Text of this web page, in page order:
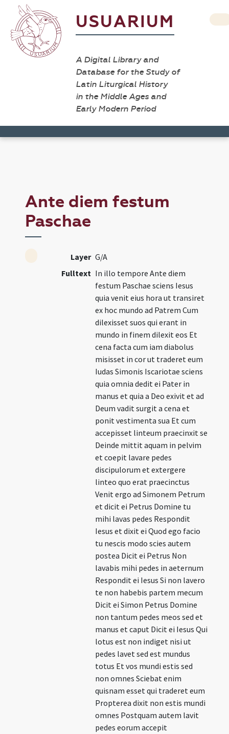
USUARIUM
A Digital Library and
Database for the Study of
Latin Liturgical History
in the Middle Ages and
Early Modern Period
Ante diem festum
Paschae
Layer G/A
Fulltext In illo tempore Ante diem
festum Paschae sciens Iesus
quia venit eius hora ut transiret
ex hoc mundo ad Patrem Cum
dilexisset suos qui erant in
mundo in finem dilexit eos Et
cena facta cum iam diabolus
misisset in cor ut traderet eum
Iudas Simonis Iscariotae sciens
quia omnia dedit ei Pater in
manus et quia a Deo exivit et ad
Deum vadit surgit a cena et
ponit vestimenta sua Et cum
accepisset linteum praecinxit se
Deinde mittit aquam in pelvim
et coepit lavare pedes
discipulorum et extergere
linteo quo erat praecinctus
Venit ergo ad Simonem Petrum
et dicit ei Petrus Domine tu
mihi lavas pedes Respondit
Iesus et dixit ei Quod ego facio
tu nescis modo scies autem
postea Dicit ei Petrus Non
lavabis mihi pedes in aeternum
Respondit ei Iesus Si non lavero
te non habebis partem mecum
Dicit ei Simon Petrus Domine
non tantum pedes meos sed et
manus et caput Dicit ei Iesus Qui
lotus est non indiget nisi ut
pedes lavet sed est mundus
totus Et vos mundi estis sed
non omnes Sciebat enim
quisnam esset qui traderet eum
Propterea dixit non estis mundi
omnes Postquam autem lavit
pedes eorum accepit